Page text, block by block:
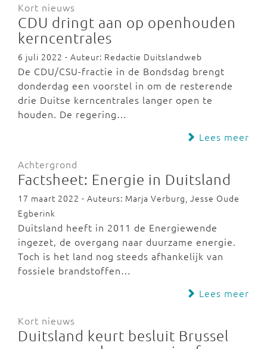
Kort nieuws
CDU dringt aan op openhouden
kerncentrales
6 juli 2022 - Auteur: Redactie Duitslandweb
De CDU/CSU-fractie in de Bondsdag brengt
donderdag een voorstel in om de resterende
drie Duitse kerncentrales langer open te
houden. De regering…
Lees meer
Achtergrond
Factsheet: Energie in Duitsland
17 maart 2022 - Auteurs: Marja Verburg, Jesse Oude
Egberink
Duitsland heeft in 2011 de Energiewende
ingezet, de overgang naar duurzame energie.
Toch is het land nog steeds afhankelijk van
fossiele brandstoffen…
Lees meer
Kort nieuws
Duitsland keurt besluit Brussel